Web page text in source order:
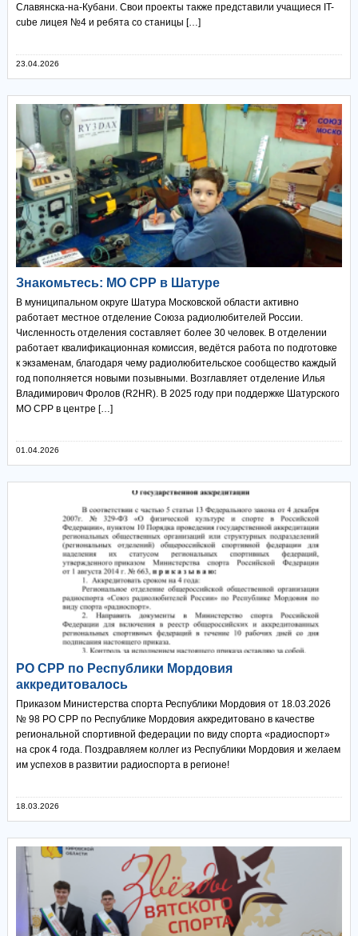
Славянска-на-Кубани. Свои проекты также представили учащиеся IT-
cube лицея №4 и ребята со станицы […]
23.04.2026
Знакомьтесь: МО СРР в Шатуре
В муниципальном округе Шатура Московской области активно
работает местное отделение Союза радиолюбителей России.
Численность отделения составляет более 30 человек. В отделении
работает квалификационная комиссия, ведётся работа по подготовке
к экзаменам, благодаря чему радиолюбительское сообщество каждый
год пополняется новыми позывными. Возглавляет отделение Илья
Владимирович Фролов (R2HR). В 2025 году при поддержке Шатурского
МО СРР в центре […]
01.04.2026
РО СРР по Республики Мордовия
аккредитовалось
Приказом Министерства спорта Республики Мордовия от 18.03.2026
№ 98 РО СРР по Республике Мордовия аккредитовано в качестве
региональной спортивной федерации по виду спорта «радиоспорт»
на срок 4 года. Поздравляем коллег из Республики Мордовия и желаем
им успехов в развитии радиоспорта в регионе!
18.03.2026